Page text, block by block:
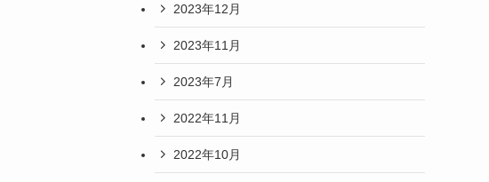
2023年12月
2023年11月
2023年7月
2022年11月
2022年10月